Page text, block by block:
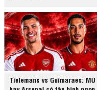
Tielemans vs Guimaraes: MU